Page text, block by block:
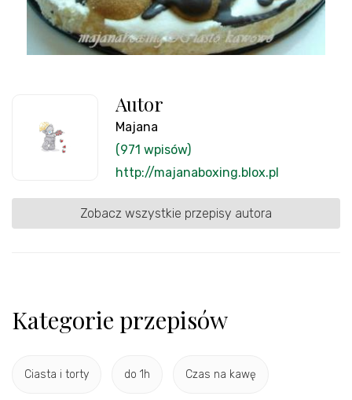
Autor
Majana
(971 wpisów)
http://majanaboxing.blox.pl
Zobacz wszystkie przepisy autora
Kategorie przepisów
Ciasta i torty do 1h Czas na kawę